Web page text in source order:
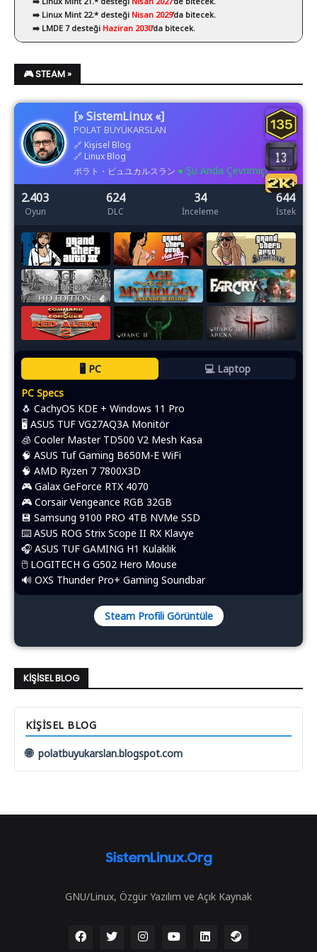
➡️ Linux Mint 22.* desteği Nisan 2029’da bitecek.
➡️ LMDE 7 desteği Haziran 2030’da bitecek.
🎮 STEAM »
[» SistemLinux «]
POLAT BÜYÜKARSLAN
🔗 Kişisel Blog
🔗 Linux Blog
ポラト・ビュユカルスラン ● Şu Anda Çevrimiçi
2.403
Oyun
624
DLC
34
İnceleme
644
İstek
🖥️ PC
💻 Laptop
PC Specs
🐧 CachyOS KDE + Windows 11 Pro
🖥️ ASUS TUF VG27AQ3A Monitör
🧊 Cooler Master TD500 V2 Mesh Kasa
🧠 ASUS Tuf Gaming B650M-E WiFi
🧠 AMD Ryzen 7 7800X3D
🎮 Galax GeForce RTX 4070
🎮 Corsair Vengeance RGB 32GB
💾 Samsung 9100 PRO 4TB NVMe SSD
⌨️​ ASUS ROG Strix Scope II RX Klavye
🎧 ASUS TUF GAMING H1 Kulaklık
🖱️​ LOGITECH G G502 Hero Mouse
🔊 OXS Thunder Pro+ Gaming Soundbar
Steam Profili Görüntüle
KIŞISEL BLOG
KIŞISEL BLOG
🌐 polatbuyukarslan.blogspot.com
GNU/Linux, Özgür Yazılım ve Açık Kaynak